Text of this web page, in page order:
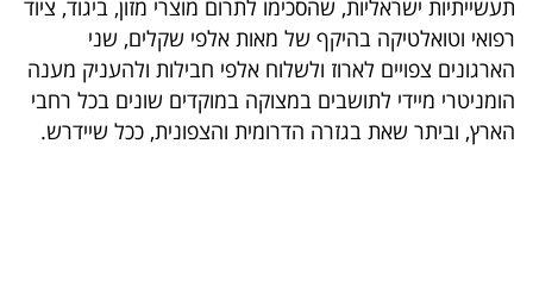
ולימודים
מינויים
רייטינג
תעשייתיות ישראליות, שהסכימו לתרום מוצרי מזון, ביגוד, ציוד
רפואי וטואלטיקה בהיקף של מאות אלפי שקלים, שני
הארגונים צפויים לארוז ולשלוח אלפי חבילות ולהעניק מענה
הומניטרי מיידי לתושבים במצוקה במוקדים שונים בכל רחבי
הארץ, וביתר שאת בגזרה הדרומית והצפונית, ככל שיידרש.